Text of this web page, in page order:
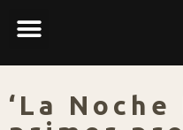
‘La Noche